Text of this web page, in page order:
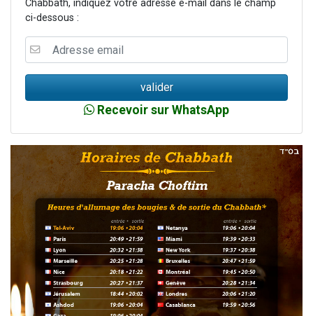
Chabbath, indiquez votre adresse e-mail dans le champ
ci-dessous :
Recevoir sur WhatsApp